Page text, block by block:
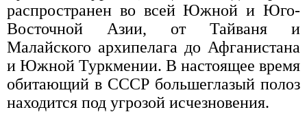
распространен во всей Южной и Юго-
Восточной Азии, от Тайваня и
Малайского архипелага до Афганистана
и Южной Туркмении. В настоящее время
обитающий в СССР большеглазый полоз
находится под угрозой исчезновения.